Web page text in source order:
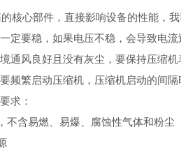
核心部件，直接影响设备的性能，
要稳，如果电压不稳，会导致电流
风良好且没有灰尘，要保持压缩机
繁启动压缩机，压缩机启动的间隔
求：
不含易燃、易爆、腐蚀性气体和粉尘